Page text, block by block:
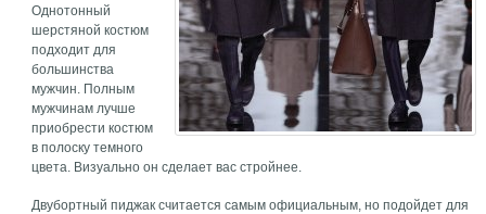
Однотонный
шерстяной костюм
подходит для
большинства
мужчин. Полным
мужчинам лучше
приобрести костюм
в полоску темного
цвета. Визуально он сделает вас стройнее.
Двубортный пиджак считается самым официальным, но подойдет для